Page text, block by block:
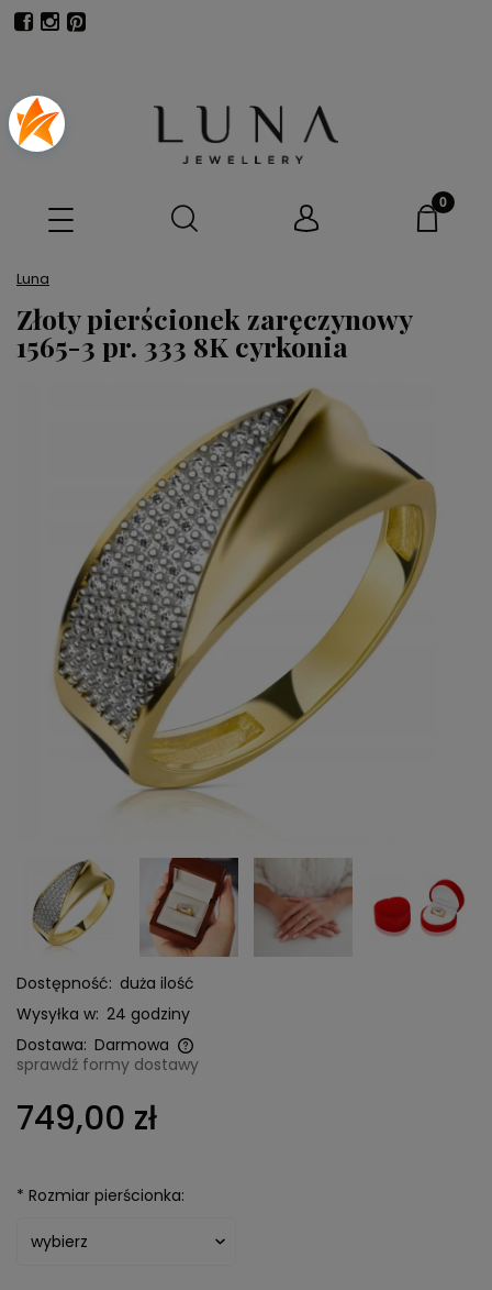
Luna
Złoty pierścionek zaręczynowy
1565-3 pr. 333 8K cyrkonia
Dostępność: duża ilość
Wysyłka w: 24 godziny
Dostawa: Darmowa
Cena nie zawiera ewentualnych kosztów płatności
sprawdź formy dostawy
749,00 zł
* Rozmiar pierścionka: